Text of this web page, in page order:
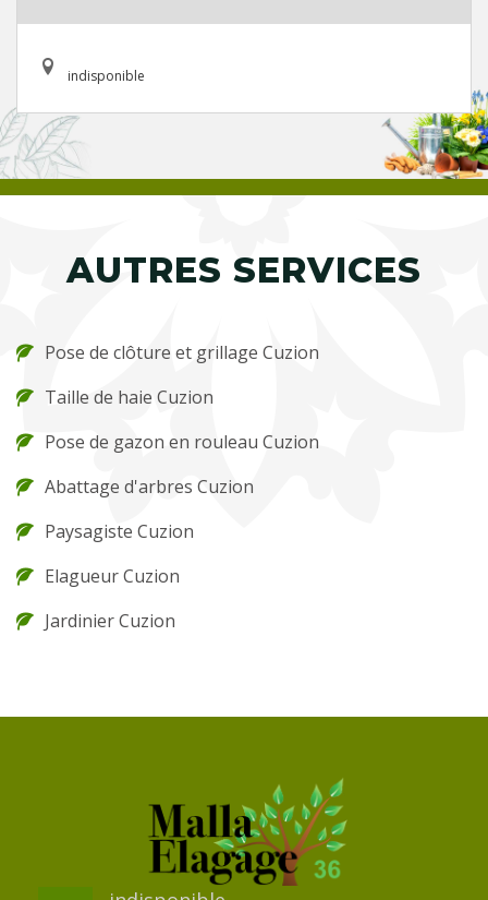
indisponible
AUTRES SERVICES
Pose de clôture et grillage Cuzion
Taille de haie Cuzion
Pose de gazon en rouleau Cuzion
Abattage d'arbres Cuzion
Paysagiste Cuzion
Elagueur Cuzion
Jardinier Cuzion